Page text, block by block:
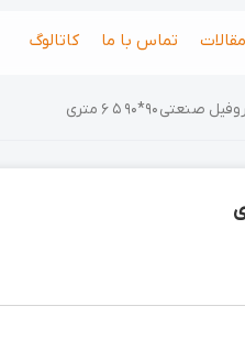
مقالات تماس با ما کاتالوگ
صنعتی 90*90 5 6 متری